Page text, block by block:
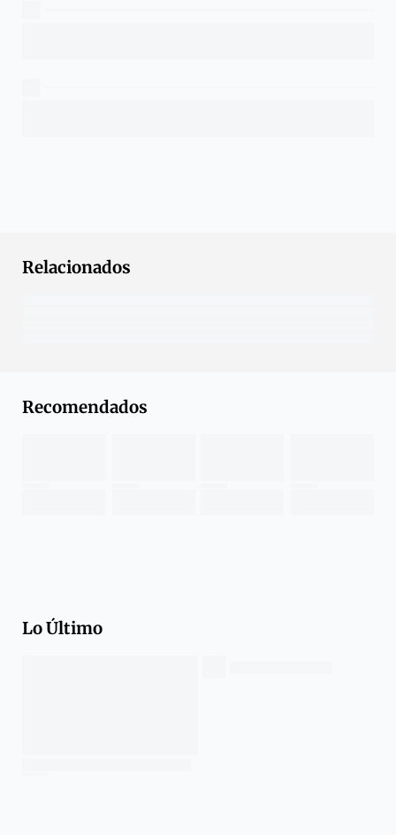
Relacionados
Recomendados
Lo Último